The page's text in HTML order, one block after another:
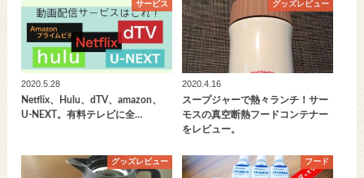
サービス
2020.5.28
Netflix、Hulu、dTV、amazon、
U-NEXT。有料テレビに全…
グッズレビュー
2020.4.16
スープジャーで熱々ランチ！サー
モスの真空断熱フードコンテナー
をレビュー。
グッズレビュー フード